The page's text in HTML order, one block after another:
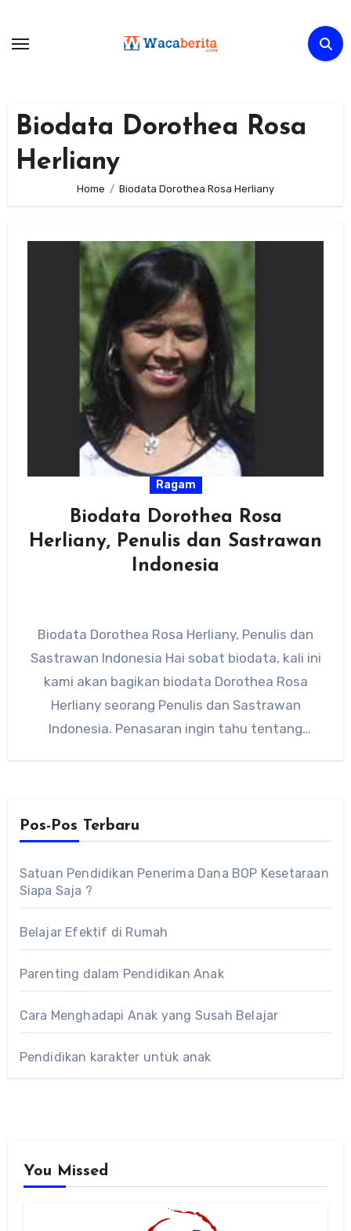
content
Biodata Dorothea Rosa
Herliany
Home Biodata Dorothea Rosa Herliany
Ragam
Biodata Dorothea Rosa
Herliany, Penulis dan Sastrawan
Indonesia
Biodata Dorothea Rosa Herliany, Penulis dan
Sastrawan Indonesia Hai sobat biodata, kali ini
kami akan bagikan biodata Dorothea Rosa
Herliany seorang Penulis dan Sastrawan
Indonesia. Penasaran ingin tahu tentang
Pos-Pos Terbaru
Satuan Pendidikan Penerima Dana BOP Kesetaraan
Siapa Saja ?
Belajar Efektif di Rumah
Parenting dalam Pendidikan Anak
Cara Menghadapi Anak yang Susah Belajar
Pendidikan karakter untuk anak
You Missed